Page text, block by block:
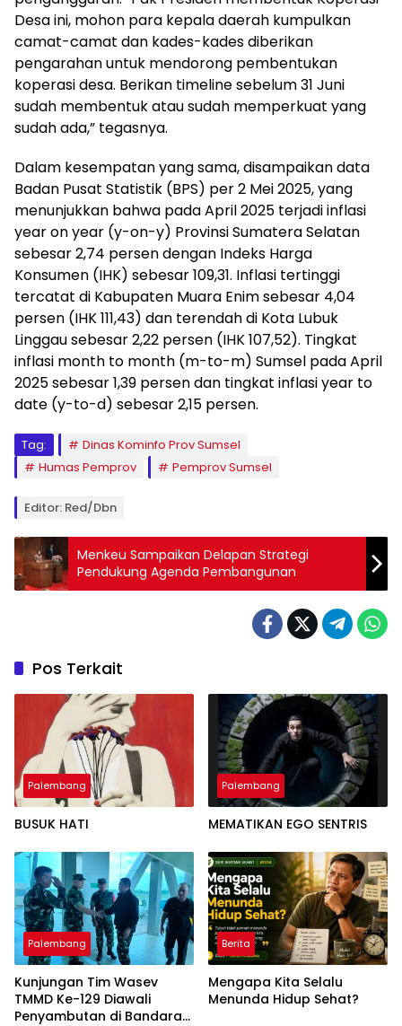
Desa ini, mohon para kepala daerah kumpulkan
camat-camat dan kades-kades diberikan
pengarahan untuk mendorong pembentukan
koperasi desa. Berikan timeline sebelum 31 Juni
sudah membentuk atau sudah memperkuat yang
sudah ada,” tegasnya.
Dalam kesempatan yang sama, disampaikan data
Badan Pusat Statistik (BPS) per 2 Mei 2025, yang
menunjukkan bahwa pada April 2025 terjadi inflasi
year on year (y-on-y) Provinsi Sumatera Selatan
sebesar 2,74 persen dengan Indeks Harga
Konsumen (IHK) sebesar 109,31. Inflasi tertinggi
tercatat di Kabupaten Muara Enim sebesar 4,04
persen (IHK 111,43) dan terendah di Kota Lubuk
Linggau sebesar 2,22 persen (IHK 107,52). Tingkat
inflasi month to month (m-to-m) Sumsel pada April
2025 sebesar 1,39 persen dan tingkat inflasi year to
date (y-to-d) sebesar 2,15 persen.
Tag:
Dinas Kominfo Prov Sumsel
Humas Pemprov
Pemprov Sumsel
Editor: Red/Dbn
Menkeu Sampaikan Delapan Strategi
Pendukung Agenda Pembangunan
Pos Terkait
Palembang
BUSUK HATI
Palembang
MEMATIKAN EGO SENTRIS
Palembang
Kunjungan Tim Wasev
TMMD Ke-129 Diawali
Penyambutan di Bandara
Berita
Mengapa Kita Selalu
Menunda Hidup Sehat?